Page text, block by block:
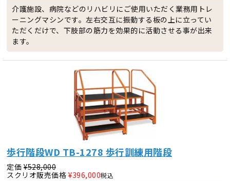
介護施設、病院などのリハビリにご使用いただく業務用トレ
ーニングマシンです。左右交互に振動する板の上に立ってい
ただくだけで、下肢部の筋力を効果的に活動させる事が出来
ます。
歩行階段WD TB-1278 歩行訓練用階段
定価 ¥528,000
スクリオ販売価格 ¥396,000税込